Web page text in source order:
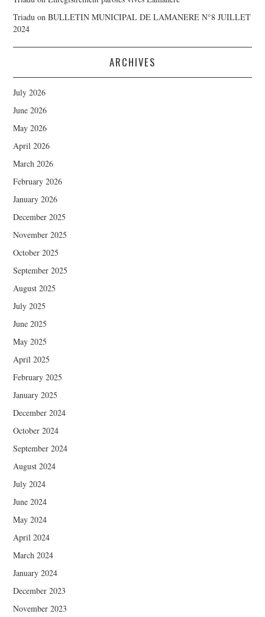
Triadu onBULLETIN MUNICIPAL DE LAMANERE N°8 JUILLET
2024
ARCHIVES
July 2026
June 2026
May 2026
April 2026
March 2026
February 2026
January 2026
December 2025
November 2025
October 2025
September 2025
August 2025
July 2025
June 2025
May 2025
April 2025
February 2025
January 2025
December 2024
October 2024
September 2024
August 2024
July 2024
June 2024
May 2024
April 2024
March 2024
January 2024
December 2023
November 2023